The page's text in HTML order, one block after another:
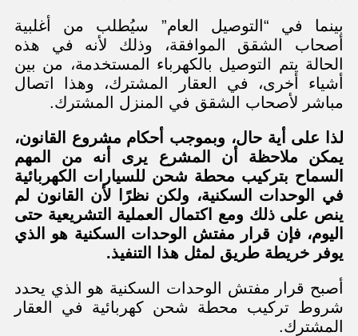
بينما في “التوصيل العام” سيُطلب من أغلبية
أصحاب الشقق الموافقة، وذلك لأنه في هذه
الحالة يتم التوصيل بالكهرباء المستخدمة، من بين
أشياء أخرى، في العقار المشترك، وهذا اتصال
مباشر لأصحاب الشقق في المنزل المشترك.
لذا على أية حال، وبموجب أحكام مشروع القانون،
يمكن ملاحظة أن المشرع يرى أنه من المهم
السماح بتركيب محطة شحن للسيارات الكهربائية
في الوحدات السكنية، ولكن نظرًا لأن القانون لم
ينص على ذلك ومع اكتمال العملية التشريعية حتى
اليوم، فإن قرار مفتش الوحدات السكنية هو الذي
يوفر خريطة طريق لمثل هذا التنفيذ.
أصبح قرار مفتش الوحدات السكنية هو الذي يحدد
شروط تركيب محطة شحن كهربائية في العقار
المشترك.